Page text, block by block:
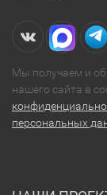
Мы получаем и
нашего сайта в
персональных